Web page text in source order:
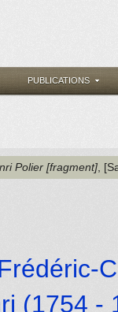
PUBLICATIONS
Polier [fragment] ,
(1754 -